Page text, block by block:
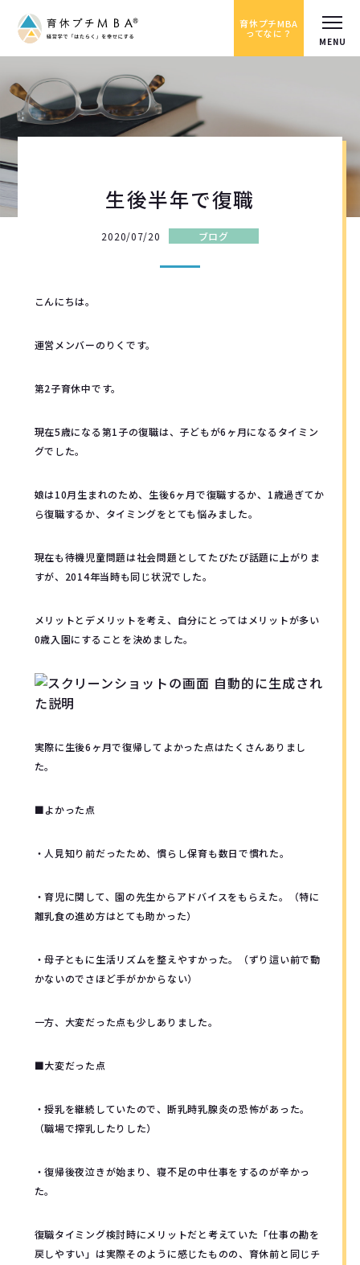
育休プチMBA
ってなに？
生後半年で復職
2020/07/20 ブログ
こんにちは。
運営メンバーのりくです。
第2子育休中です。
現在5歳になる第1子の復職は、子どもが6ヶ月になるタイミン
グでした。
娘は10月生まれのため、生後6ヶ月で復職するか、1歳過ぎてか
ら復職するか、タイミングをとても悩みました。
現在も待機児童問題は社会問題としてたびたび話題に上がりま
すが、2014年当時も同じ状況でした。
メリットとデメリットを考え、自分にとってはメリットが多い
0歳入園にすることを決めました。
実際に生後6ヶ月で復帰してよかった点はたくさんありまし
た。
■よかった点
・人見知り前だったため、慣らし保育も数日で慣れた。
・育児に関して、園の先生からアドバイスをもらえた。（特に
離乳食の進め方はとても助かった）
・母子ともに生活リズムを整えやすかった。（ずり這い前で動
かないのでさほど手がかからない）
一方、大変だった点も少しありました。
■大変だった点
・授乳を継続していたので、断乳時乳腺炎の恐怖があった。
（職場で搾乳したりした）
・復帰後夜泣きが始まり、寝不足の中仕事をするのが辛かっ
た。
復職タイミング検討時にメリットだと考えていた「仕事の勘を
戻しやすい」は実際そのように感じたものの、育休前と同じチ